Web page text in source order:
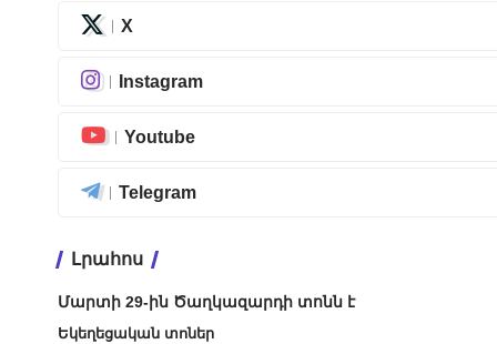
X
Instagram
Youtube
Telegram
Լրահոս
Մարտի 29-ին Ծաղկազարդի տոնն է
Եկեղեցական տոներ